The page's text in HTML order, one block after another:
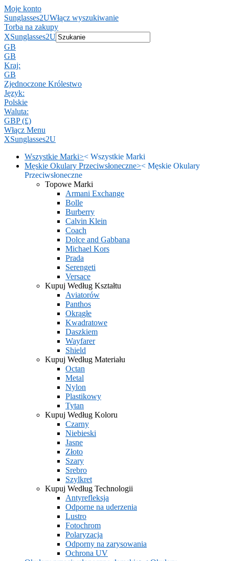
Moje konto
Sunglasses2UWłącz wyszukiwanie
Torba na zakupy
XSunglasses2U
GB
GB
Kraj:
GB
Zjednoczone Królestwo
Język:
Polskie
Waluta:
GBP (£)
Włącz Menu
XSunglasses2U
Wszystkie Marki>< Wszystkie Marki
Męskie Okulary Przeciwsłoneczne>< Męskie Okulary
Przeciwsłoneczne
Topowe Marki
Armani Exchange
Bolle
Burberry
Calvin Klein
Coach
Dolce and Gabbana
Michael Kors
Prada
Serengeti
Versace
Kupuj Według Kształtu
Aviatorów
Panthos
Okrągłe
Kwadratowe
Daszkiem
Wayfarer
Shield
Kupuj Według Materiału
Octan
Metal
Nylon
Plastikowy
Tytan
Kupuj Według Koloru
Czarny
Niebieski
Jasne
Złoto
Szary
Srebro
Szylkret
Kupuj Według Technologii
Antyrefleksja
Odporne na uderzenia
Lustro
Fotochrom
Polaryzacja
Odporny na zarysowania
Ochrona UV